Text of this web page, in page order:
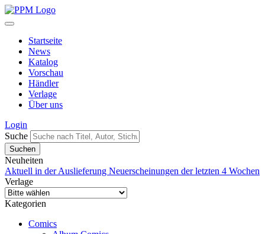
Startseite
News
Katalog
Vorschau
Händler
Verlage
Über uns
Login
Suche
Neuheiten
Aktuell in der Auslieferung Neuerscheinungen der letzten 4 Wochen
Verlage
Kategorien
Comics